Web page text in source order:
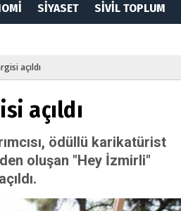
SİYASET SİVİL TOPLUM
açıldı
açıldı
ödüllü karikatürist
oluşan "Hey İzmirli"